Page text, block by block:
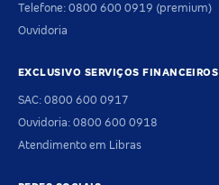
Telefone: 0800 600 0919 (premium)
Ouvidoria
EXCLUSIVO SERVIÇOS FINANCEIROS
SAC: 0800 600 0917
Ouvidoria: 0800 600 0918
Atendimento em Libras